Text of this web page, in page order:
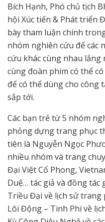
Bích Hạnh, Phó chủ tịch
hội Xúc tiến & Phát triển
bày tham luận chính
nhóm nghiên cứu để các
cứu khác cùng nhau lắng
cùng đoàn phim có thể
để có thể dùng cho công
sắp tới.
Các bạn trẻ từ 5 nhóm
phỏng dựng trang phục
tiên là Nguyễn Ngọc
nhiều nhóm và trang
Đại Việt Cổ Phong,
Duệ… tác giả và đồng
Triều Đại về lịch sử trang
Lôi Động – Tinh Phi về